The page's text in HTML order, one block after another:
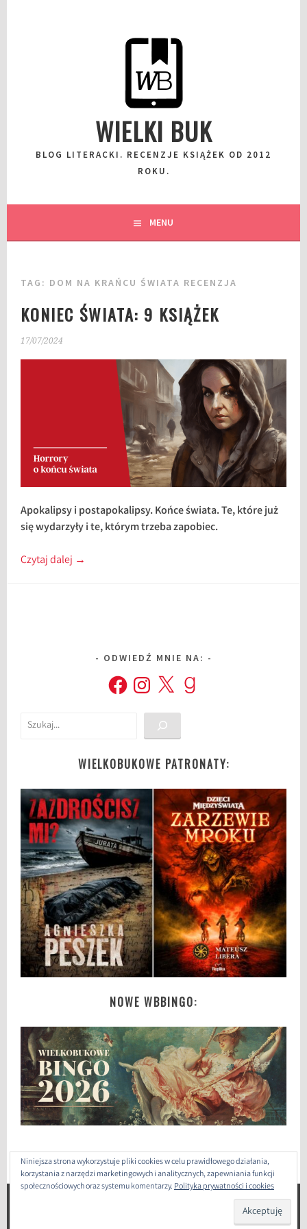
WIELKI BUK
BLOG LITERACKI. RECENZJE KSIĄŻEK OD 2012
ROKU.
MENU
TAG: DOM NA KRAŃCU ŚWIATA RECENZJA
KONIEC ŚWIATA: 9 KSIĄŻEK
17/07/2024
Apokalipsy i postapokalipsy. Końce świata. Te, które już
się wydarzyły i te, którym trzeba zapobiec.
Czytaj dalej →
ODWIEDŹ MNIE NA:
FacebookInstagram
X Goodreads
Szukaj
WIELKOBUKOWE PATRONATY:
NOWE WBBINGO:
THEME: SELA
Niniejsza strona wykorzystuje pliki cookies w celu prawidłowego działania,
korzystania z narzędzi marketingowych i analitycznych, zapewniania funkcji
społecznościowych oraz systemu komentarzy.Polityka prywatności i cookies